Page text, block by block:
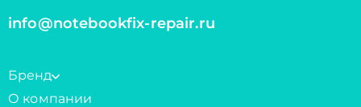
info@notebookfix-repair.ru
Бренд
О компании